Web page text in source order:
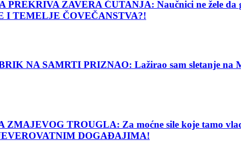
PREKRIVA ZAVERA ĆUTANJA: Naučnici ne žele
I TEMELJE ČOVEČANSTVA?!
NA SAMRTI PRIZNAO: Lažirao sam sletanje na
ZMAJEVOG TROUGLA: Za moćne sile koje tamo
DOGAĐAJIMA!